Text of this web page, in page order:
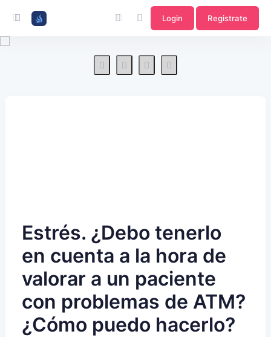
Login Registrate
Estrés. ¿Debo tenerlo
en cuenta a la hora de
valorar a un paciente
con problemas de ATM?
¿Cómo puedo hacerlo?